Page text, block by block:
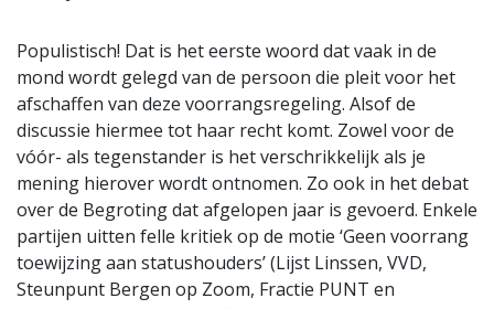
Populistisch! Dat is het eerste woord dat vaak in de
mond wordt gelegd van de persoon die pleit voor het
afschaffen van deze voorrangsregeling. Alsof de
discussie hiermee tot haar recht komt. Zowel voor de
vóór- als tegenstander is het verschrikkelijk als je
mening hierover wordt ontnomen. Zo ook in het debat
over de Begroting dat afgelopen jaar is gevoerd. Enkele
partijen uitten felle kritiek op de motie ‘Geen voorrang
toewijzing aan statushouders’ (Lijst Linssen, VVD,
Steunpunt Bergen op Zoom, Fractie PUNT en